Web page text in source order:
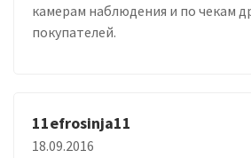
камерам наблюдения и по чекам
покупателей.
11efrosinja11
18.09.2016